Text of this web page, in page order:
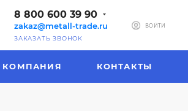
8 800 600 39 90
zakaz@metall-trade.ru
ЗАКАЗАТЬ ЗВОНОК
ВОЙТИ
КОМПАНИЯ КОНТАКТЫ